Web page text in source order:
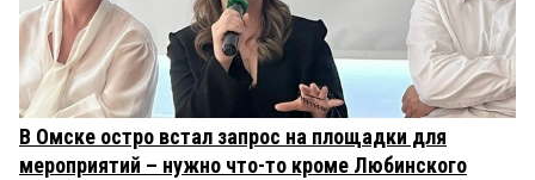
В Омске остро встал запрос на площадки для
мероприятий – нужно что-то кроме Любинского